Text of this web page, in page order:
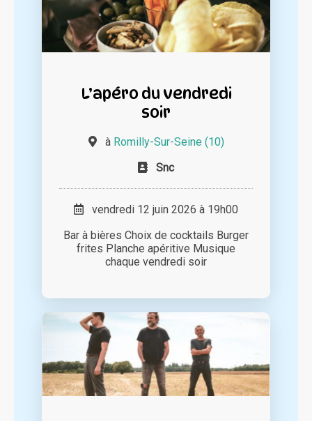
L’apéro du vendredi
soir
à Romilly-Sur-Seine (10)
Snc
vendredi 12 juin 2026 à 19h00
Bar à bières Choix de cocktails Burger
frites Planche apéritive Musique
chaque vendredi soir